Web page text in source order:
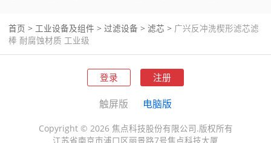
首页 > 工业设备及组件 > 过滤设备 > 滤芯 > 广兴反冲洗楔形滤芯滤
棒 耐腐蚀材质 工业级
登录 注册
触屏版 电脑版
Copyright © 2026 焦点科技股份有限公司.版权所有
江苏省南京市浦口区丽景路7号焦点科技大厦